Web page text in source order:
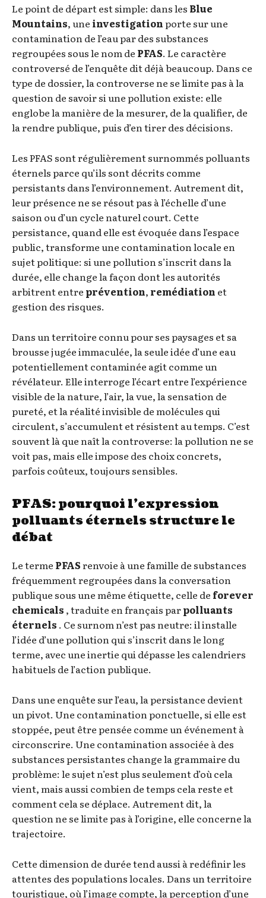
Le point de départ est simple: dans les Blue
Mountains, une investigationporte sur une
contamination de l’eau par des substances
regroupées sous le nom de PFAS. Le caractère
controversé de l’enquête dit déjà beaucoup. Dans ce
type de dossier, la controverse ne se limite pas à la
question de savoir si une pollution existe: elle
englobe la manière de la mesurer, de la qualifier, de
la rendre publique, puis d’en tirer des décisions.
Les PFAS sont régulièrement surnommés polluants
éternels parce qu’ils sont décrits comme
persistants dans l’environnement. Autrement dit,
leur présence ne se résout pas à l’échelle d’une
saison ou d’un cycle naturel court. Cette
persistance, quand elle est évoquée dans l’espace
public, transforme une contamination locale en
sujet politique: si une pollution s’inscrit dans la
durée, elle change la façon dont les autorités
arbitrent entre prévention, remédiation et
gestion des risques.
Dans un territoire connu pour ses paysages et sa
brousse jugée immaculée, la seule idée d’une eau
potentiellement contaminée agit comme un
révélateur. Elle interroge l’écart entre l’expérience
visible de la nature, l’air, la vue, la sensation de
pureté, et la réalité invisible de molécules qui
circulent, s’accumulent et résistent au temps. C’est
souvent là que naît la controverse: la pollution ne se
voit pas, mais elle impose des choix concrets,
parfois coûteux, toujours sensibles.
PFAS: pourquoi l’expression
polluants éternels structure le
débat
Le terme PFASrenvoie à une famille de substances
fréquemment regroupées dans la conversation
publique sous une même étiquette, celle de forever
chemicals , traduite en français parpolluants
éternels . Ce surnom n’est pas neutre: il installe
l’idée d’une pollution qui s’inscrit dans le long
terme, avec une inertie qui dépasse les calendriers
habituels de l’action publique.
Dans une enquête sur l’eau, la persistance devient
un pivot. Une contamination ponctuelle, si elle est
stoppée, peut être pensée comme un événement à
circonscrire. Une contamination associée à des
substances persistantes change la grammaire du
problème: le sujet n’est plus seulement d’où cela
vient, mais aussi combien de temps cela reste et
comment cela se déplace. Autrement dit, la
question ne se limite pas à l’origine, elle concerne la
trajectoire.
Cette dimension de durée tend aussi à redéfinir les
attentes des populations locales. Dans un territoire
touristique, où l’image compte, la perception d’une